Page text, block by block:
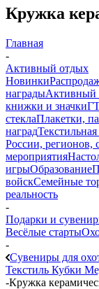
Кружка
Главная
-
Активный отдых
Новинки
наградыАктивный
книжки и значки
стеклаПлакетки,
наград
России, регионов,
мероприятия
игрыОбразование
войскСемейные
реальность
-
Подарки и
Весёлые старты
-
Сувениры для
Текстиль Кубки
-Кружка